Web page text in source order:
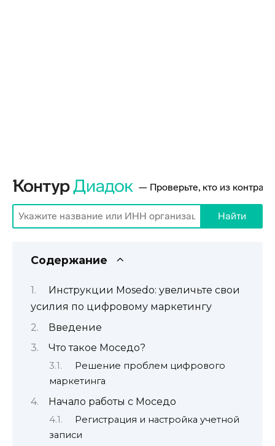
Содержание
Инструкции Mosedo: увеличьте свои
усилия по цифровому маркетингу
Введение
Что такое Моседо?
Решение проблем цифрового
маркетинга
Начало работы с Моседо
Регистрация и настройка учетной
записи